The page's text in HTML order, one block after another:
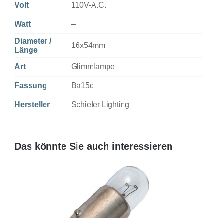
Volt 110V-A.C.
Watt –
Diameter /
Länge
16x54mm
Art Glimmlampe
Fassung Ba15d
Hersteller Schiefer Lighting
Das könnte Sie auch interessieren